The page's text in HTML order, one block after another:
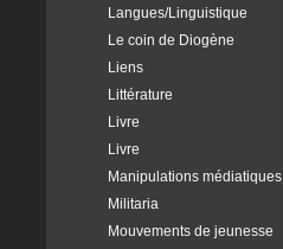
Langues/Linguistique
Le coin de Diogène
Liens
Littérature
Livre
Livre
Manipulations médiatiques
Militaria
Mouvements de jeunesse